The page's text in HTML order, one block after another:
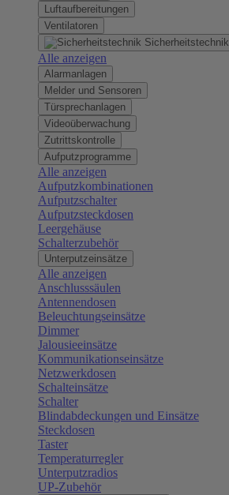
Luftaufbereitungen
Ventilatoren
Sicherheitstechnik
Alle anzeigen
Alarmanlagen
Melder und Sensoren
Türsprechanlagen
Videoüberwachung
Zutrittskontrolle
Aufputzprogramme
Alle anzeigen
Aufputzkombinationen
Aufputzschalter
Aufputzsteckdosen
Leergehäuse
Schalterzubehör
Unterputzeinsätze
Alle anzeigen
Anschlusssäulen
Antennendosen
Beleuchtungseinsätze
Dimmer
Jalousieeinsätze
Kommunikationseinsätze
Netzwerkdosen
Schalteinsätze
Schalter
Blindabdeckungen und Einsätze
Steckdosen
Taster
Temperaturregler
Unterputzradios
UP-Zubehör